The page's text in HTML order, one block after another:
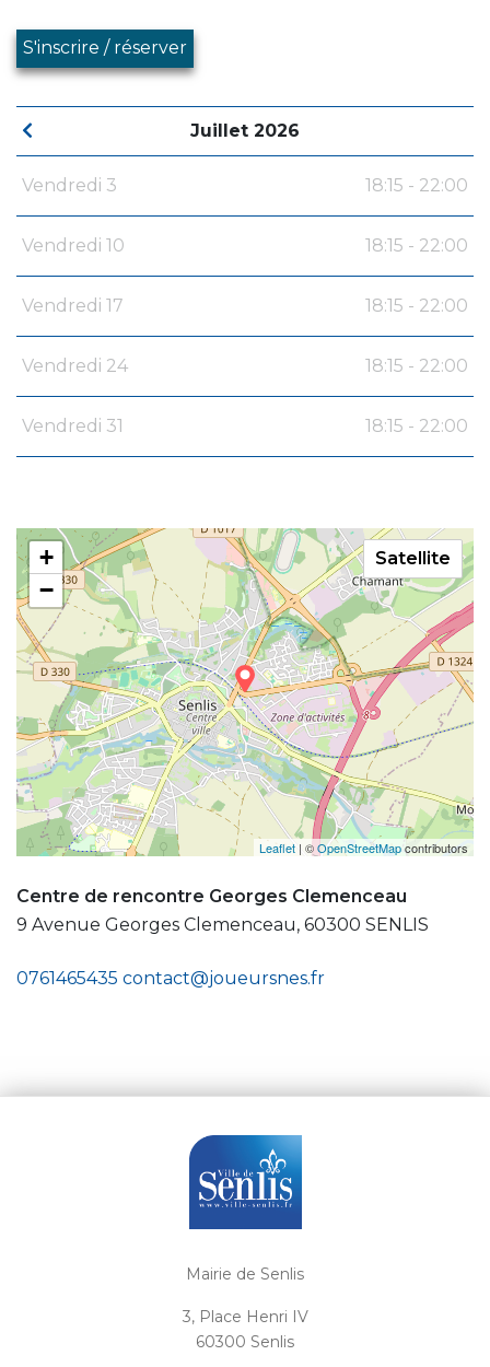
S'inscrire / réserver
Juillet 2026
Vendredi 3 18:15 - 22:00
Vendredi 10 18:15 - 22:00
Vendredi 17 18:15 - 22:00
Vendredi 24 18:15 - 22:00
Vendredi 31 18:15 - 22:00
+
−
Leaflet | ©OpenStreetMapcontributors
Satellite
Centre de rencontre Georges Clemenceau
9 Avenue Georges Clemenceau, 60300 SENLIS
0761465435 contact@joueursnes.fr
Mairie de Senlis
3, Place Henri IV
60300 Senlis